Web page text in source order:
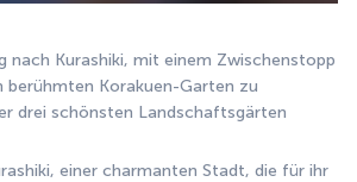
nach Kurashiki, mit einem Zwischenstopp
berühmten Korakuen-Garten zu
drei schönsten Landschaftsgärten
einer charmanten Stadt, die für ihr